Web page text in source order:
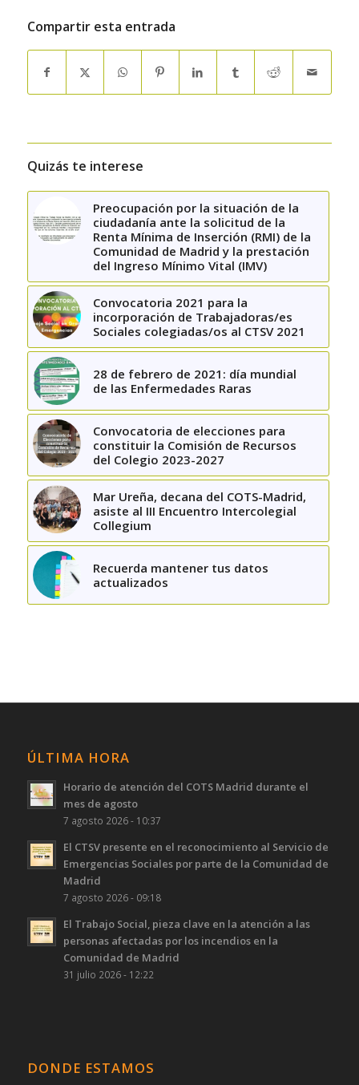
Compartir esta entrada
Quizás te interese
Preocupación por la situación de la
ciudadanía ante la solicitud de la
Renta Mínima de Inserción (RMI) de la
Comunidad de Madrid y la prestación
del Ingreso Mínimo Vital (IMV)
Convocatoria 2021 para la
incorporación de Trabajadoras/es
Sociales colegiadas/os al CTSV 2021
28 de febrero de 2021: día mundial
de las Enfermedades Raras
Convocatoria de elecciones para
constituir la Comisión de Recursos
del Colegio 2023-2027
Mar Ureña, decana del COTS-Madrid,
asiste al III Encuentro Intercolegial
Collegium
Recuerda mantener tus datos
actualizados
ÚLTIMA HORA
Horario de atención del COTS Madrid durante el
mes de agosto
7 agosto 2026 - 10:37
El CTSV presente en el reconocimiento al Servicio de
Emergencias Sociales por parte de la Comunidad de
Madrid
7 agosto 2026 - 09:18
El Trabajo Social, pieza clave en la atención a las
personas afectadas por los incendios en la
Comunidad de Madrid
31 julio 2026 - 12:22
DONDE ESTAMOS